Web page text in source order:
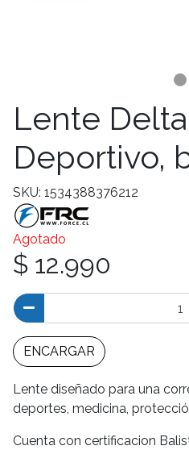
Lente
Deportivo,
SKU: 1534388376212
Agotado
$ 12.990
ENCARGAR
Lente diseñado para una
deportes, medicina,
Cuenta con certificacion